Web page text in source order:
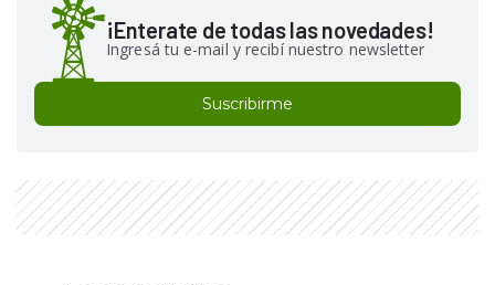
¡Enterate de todas las novedades!
Ingresá tu e-mail y recibí nuestro newsletter
Suscribirme